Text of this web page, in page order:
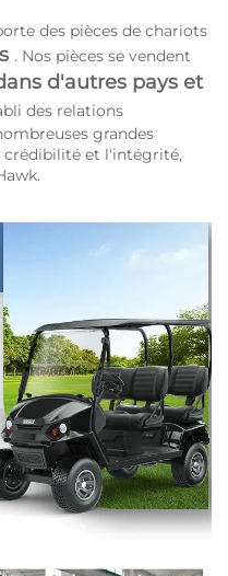
des pièces de chariots
. Nos pièces se vendent
d'autres pays et
des relations
grandes
crédibilité et l'intégrité,